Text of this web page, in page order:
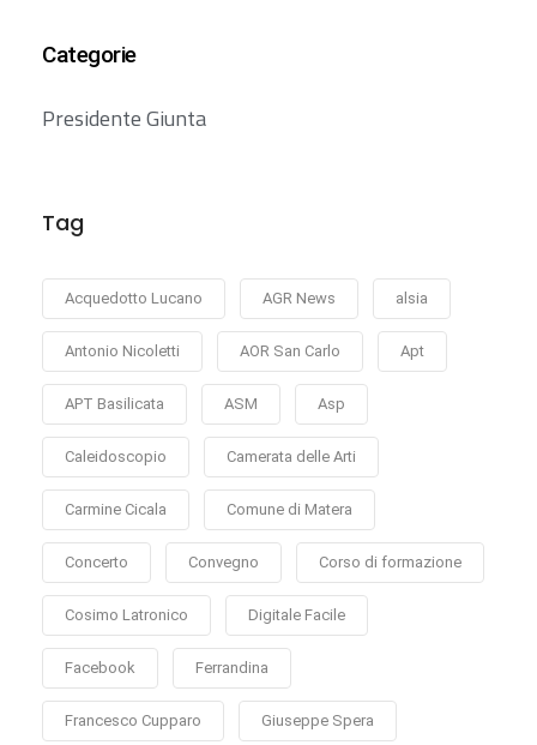
Categorie
Presidente Giunta
Tag
Acquedotto Lucano AGR News alsia
Antonio Nicoletti AOR San Carlo Apt
APT Basilicata ASM Asp
Caleidoscopio Camerata delle Arti
Carmine Cicala Comune di Matera
Concerto Convegno Corso di formazione
Cosimo Latronico Digitale Facile
Facebook Ferrandina
Francesco Cupparo Giuseppe Spera